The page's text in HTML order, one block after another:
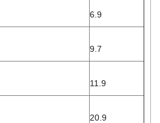
6.9
9.7
11.9
20.9